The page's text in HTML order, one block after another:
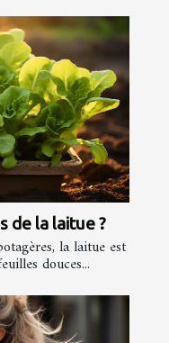
de la laitue ?
la laitue est
douces...